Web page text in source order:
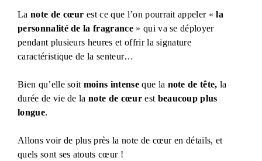
La note de cœur est ce que l’on pourrait appeler «la
personnalité de la fragrance» qui va se déployer
pendant plusieurs heures et offrir la signature
caractéristique de la senteur…
Bien qu’elle soit moins intenseque la note de tête, la
durée de vie de lanote de cœurest beaucoup plus
longue.
Allons voir de plus près la note de cœur en détails, et
quels sont ses atouts cœur !